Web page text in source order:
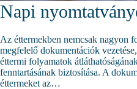
Napi
Az éttermekben nemcsak nagyon
megfelelő dokumentációk
éttermi folyamatok
fenntartásának biztosítása. A
éttermeket az…